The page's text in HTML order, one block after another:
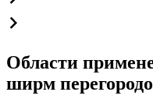
Области
ширм